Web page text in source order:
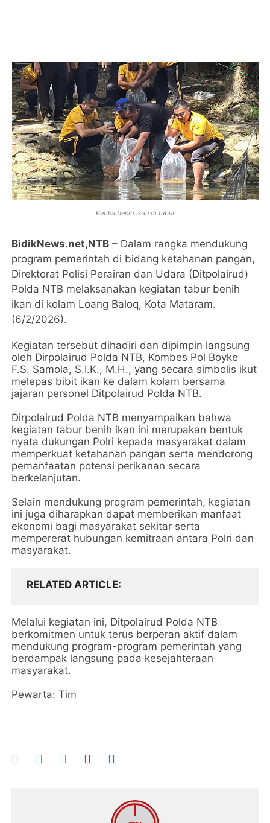
Ketika benih ikan di tabur
BidikNews.net,NTB – Dalam rangka mendukung
program pemerintah di bidang ketahanan pangan,
Direktorat Polisi Perairan dan Udara (Ditpolairud)
Polda NTB melaksanakan kegiatan tabur benih
ikan di kolam Loang Baloq, Kota Mataram.
(6/2/2026).
Kegiatan tersebut dihadiri dan dipimpin langsung
oleh Dirpolairud Polda NTB, Kombes Pol Boyke
F.S. Samola, S.I.K., M.H., yang secara simbolis ikut
melepas bibit ikan ke dalam kolam bersama
jajaran personel Ditpolairud Polda NTB.
Dirpolairud Polda NTB menyampaikan bahwa
kegiatan tabur benih ikan ini merupakan bentuk
nyata dukungan Polri kepada masyarakat dalam
memperkuat ketahanan pangan serta mendorong
pemanfaatan potensi perikanan secara
berkelanjutan.
Selain mendukung program pemerintah, kegiatan
ini juga diharapkan dapat memberikan manfaat
ekonomi bagi masyarakat sekitar serta
mempererat hubungan kemitraan antara Polri dan
masyarakat.
RELATED ARTICLE
Melalui kegiatan ini, Ditpolairud Polda NTB
berkomitmen untuk terus berperan aktif dalam
mendukung program-program pemerintah yang
berdampak langsung pada kesejahteraan
masyarakat.
Pewarta: Tim